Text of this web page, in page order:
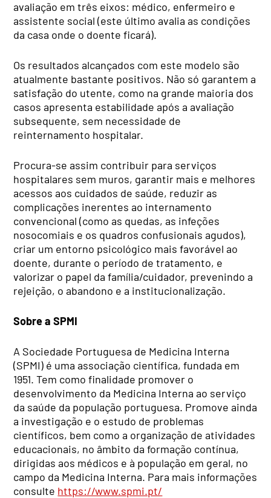
avaliação em três eixos: médico, enfermeiro e
assistente social (este último avalia as condições
da casa onde o doente ficará).
Os resultados alcançados com este modelo são
atualmente bastante positivos. Não só garantem a
satisfação do utente, como na grande maioria dos
casos apresenta estabilidade após a avaliação
subsequente, sem necessidade de
reinternamento hospitalar.
Procura-se assim contribuir para serviços
hospitalares sem muros, garantir mais e melhores
acessos aos cuidados de saúde, reduzir as
complicações inerentes ao internamento
convencional (como as quedas, as infeções
nosocomiais e os quadros confusionais agudos),
criar um entorno psicológico mais favorável ao
doente, durante o período de tratamento, e
valorizar o papel da família/cuidador, prevenindo a
rejeição, o abandono e a institucionalização.
Sobre a SPMI
A Sociedade Portuguesa de Medicina Interna
(SPMI) é uma associação científica, fundada em
1951. Tem como finalidade promover o
desenvolvimento da Medicina Interna ao serviço
da saúde da população portuguesa. Promove ainda
a investigação e o estudo de problemas
científicos, bem como a organização de atividades
educacionais, no âmbito da formação contínua,
dirigidas aos médicos e à população em geral, no
campo da Medicina Interna. Para mais informações
consulte https://www.spmi.pt/